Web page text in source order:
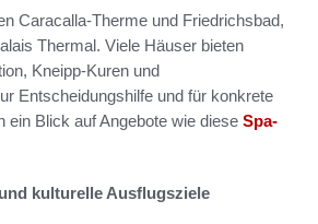
Caracalla-Therme und Friedrichsbad,
Thermal. Viele Häuser bieten
Kneipp-Kuren und
Entscheidungshilfe und für konkrete
ein Blick auf Angebote wie diese Spa-
kulturelle Ausflugsziele